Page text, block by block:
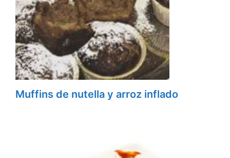
Muffins de nutella y arroz inflado